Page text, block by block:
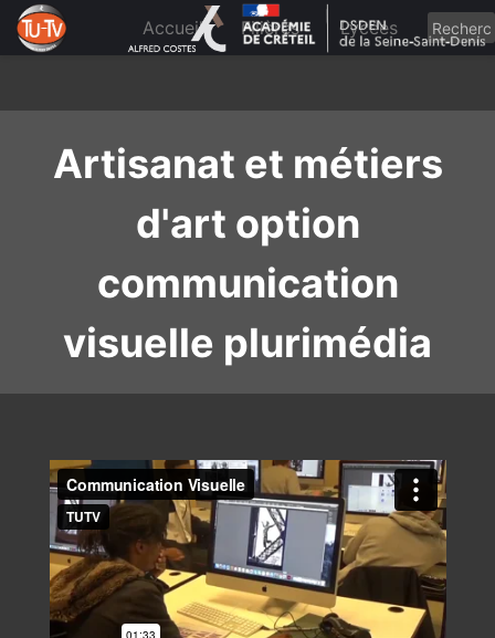
content
Accueil Filières Lycées
Artisanat et métiers
d'art option
communication
visuelle plurimédia